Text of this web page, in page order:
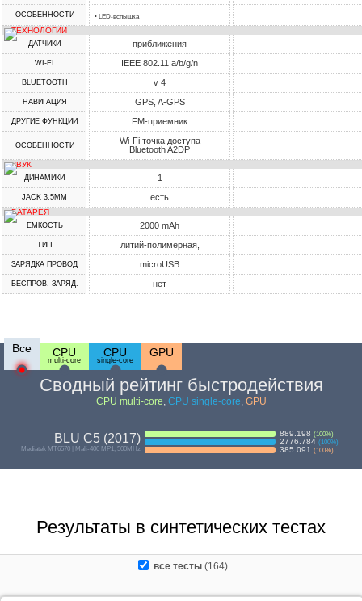
ОСОБЕННОСТИ • LED-вспышка
ТЕХНОЛОГИИ
ДАТЧИКИ приближения
WI-FI IEEE 802.11 a/b/g/n
BLUETOOTH v 4
НАВИГАЦИЯ GPS, A-GPS
ДРУГИЕ ФУНКЦИИ FM-приемник
ОСОБЕННОСТИ
Wi-Fi точка доступа
Bluetooth A2DP
ЗВУК
ДИНАМИКИ 1
JACK 3.5MM есть
БАТАРЕЯ
ЕМКОСТЬ 2000 mAh
ТИП литий-полимерная,
ЗАРЯДКА ПРОВОД microUSB
БЕСПРОВ. ЗАРЯД. нет
Все CPU
multi-core
CPU
single-core
GPU
Сводный рейтинг быстродействия
CPU multi-core, CPU single-core, GPU
BLU C5 (2017)
Mediatek MT6570 | Mali-400 MP1, 500MHz
889.198 (100%)
2776.784 (100%)
385.091 (100%)
Результаты в синтетических тестах
все тесты(164)